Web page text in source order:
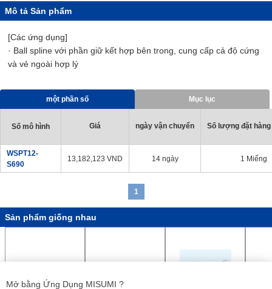
Mô tả Sản phẩm
[Các ứng dụng]
· Ball spline với phần giữ kết hợp bên trong, cung cấp cả độ cứng
và vẻ ngoài hợp lý
một phần số Mục lục
Số mô hình Giá ngày vận chuyển Số lượng đặt
WSPT12-
S690
13,182,123 VND 14 ngày 1 Miếng
1
Sản phẩm giống nhau
Mở bằng Ứng Dụng MISUMI ?